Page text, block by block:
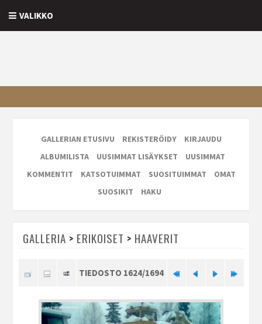
VALIKKO
GALLERIAN ETUSIVU REKISTERÖIDY
KIRJAUDU
ALBUMILISTA
UUSIMMAT LISÄYKSET
UUSIMMAT
KOMMENTIT
KATSOTUIMMAT SUOSITUIMMAT
OMAT
SUOSIKIT
HAKU
GALLERIA > ERIKOISET > HAAVERIT
TIEDOSTO 1624/1694